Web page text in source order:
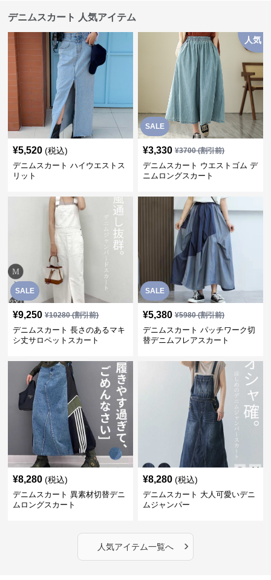
デニムスカート 人気アイテム
¥5,520 (税込)
デニムスカート ハイウエストス
リット
SALE
人気
¥3,330 ¥3700(割引前)
デニムスカート ウエストゴム デ
ニムロングスカート
SALE
¥9,250 ¥10280(割引前)
デニムスカート 長さのあるマキ
シ丈サロペットスカート
SALE
¥5,380 ¥5980(割引前)
デニムスカート パッチワーク切
替デニムフレアスカート
¥8,280 (税込)
デニムスカート 異素材切替デニ
ムロングスカート
¥8,280 (税込)
デニムスカート 大人可愛いデニ
ムジャンパー
人気アイテム一覧へ ›